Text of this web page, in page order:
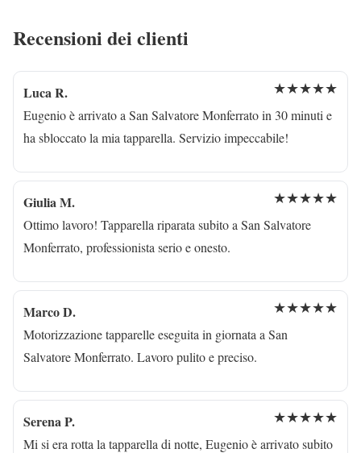
Recensioni dei clienti
Luca R. ★★★★★
Eugenio è arrivato a San Salvatore Monferrato in 30 minuti e
ha sbloccato la mia tapparella. Servizio impeccabile!
Giulia M. ★★★★★
Ottimo lavoro! Tapparella riparata subito a San Salvatore
Monferrato, professionista serio e onesto.
Marco D. ★★★★★
Motorizzazione tapparelle eseguita in giornata a San
Salvatore Monferrato. Lavoro pulito e preciso.
Serena P. ★★★★★
Mi si era rotta la tapparella di notte, Eugenio è arrivato subito